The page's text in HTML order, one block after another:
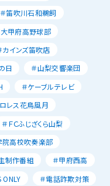
＃笛吹川石和鵜飼
甲府高野球部
カインズ笛吹店
日
＃山梨交響楽団
＃ケーブルテレビ
レス花鳥風月
＃ＦＣふじざくら山梨
院高校吹奏楽部
制作番組
＃甲府西高
ONLY
＃電話詐欺対策